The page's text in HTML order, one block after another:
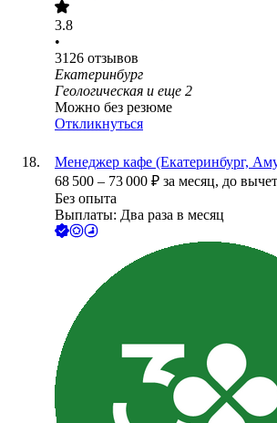
3.8
•
3126 отзывов
Екатеринбург
Геологическая и еще 2
Можно без резюме
Откликнуться
Менеджер кафе (Екатеринбург,
68 500 – 73 000 ₽ за месяц, до
Без опыта
Выплаты: Два раза в месяц